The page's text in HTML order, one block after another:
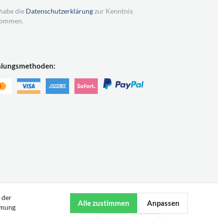
die Datenschutzerklärungzur Kenntnis
der